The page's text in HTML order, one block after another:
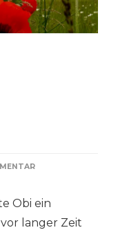
ZU
BAHAITEMPEL
Obi ein
langer Zeit